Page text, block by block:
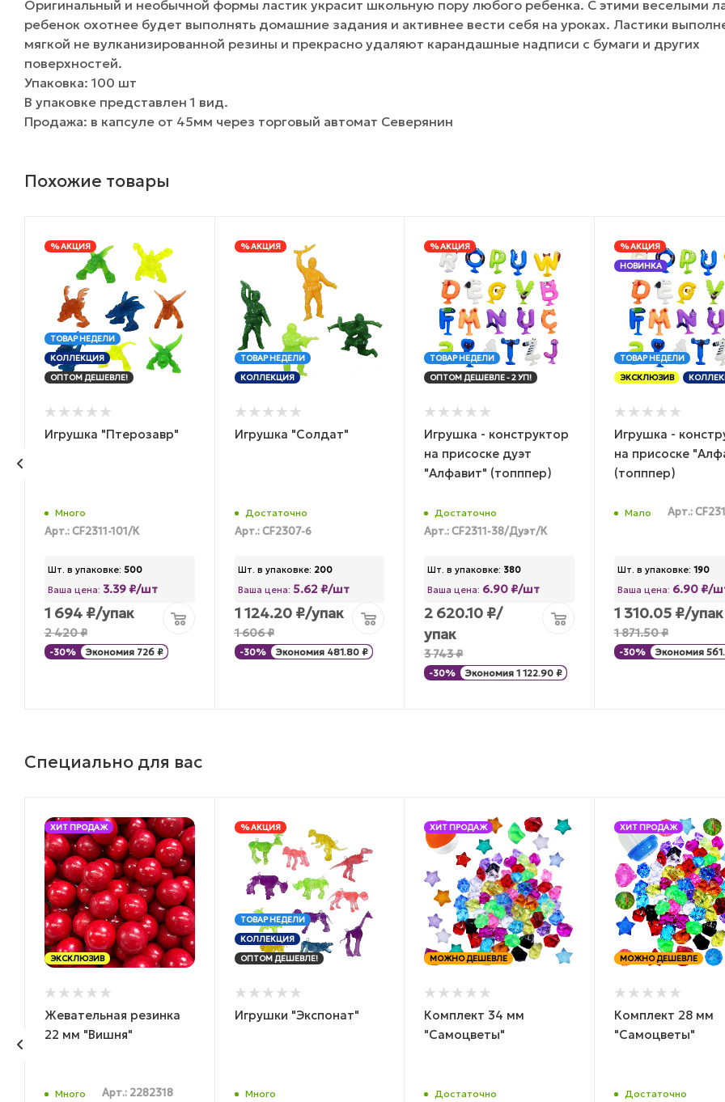
Оригинальный и необычной формы ластик украсит школьную пору любого ребенка. С этими веселыми
ребенок охотнее будет выполнять домашние задания и активнее вести себя на уроках. Ластики
мягкой не вулканизированной резины и прекрасно удаляют карандашные надписи с бумаги и других
поверхностей.
Упаковка: 100 шт
В упаковке представлен 1 вид.
Продажа: в капсуле от 45мм через торговый автомат Северянин
Похожие товары
% АКЦИЯ
ТОВАР НЕДЕЛИ
КОЛЛЕКЦИЯ
ОПТОМ ДЕШЕВЛЕ!
Игрушка "Птерозавр"
Много
Арт.: CF2311-101/К
Шт. в упаковке: 500
Ваша цена: 3.39 ₽/шт
1 694₽/упак
2 420₽
-30% Экономия 726₽
% АКЦИЯ
ТОВАР НЕДЕЛИ
КОЛЛЕКЦИЯ
Игрушка "Солдат"
Достаточно
Арт.: CF2307-6
Шт. в упаковке: 200
Ваша цена: 5.62 ₽/шт
1 124.20₽/упак
1 606₽
-30% Экономия 481.80₽
% АКЦИЯ
ТОВАР НЕДЕЛИ
ОПТОМ ДЕШЕВЛЕ - 2 УП!
Игрушка - конструктор
на присоске дуэт
"Алфавит" (топппер)
Достаточно
Арт.: CF2311-38/Дуэт/К
Шт. в упаковке: 380
Ваша цена: 6.90 ₽/шт
2 620.10 ₽/
упак
3 743₽
-30% Экономия 1 122.90 ₽
% АКЦИЯ
НОВИНКА
ТОВАР НЕДЕЛИ
ЭКСКЛЮЗИВ
Игрушка -
на присоске
(топппер)
Мало Арт.:
Шт. в упаковке: 190
Ваша цена: 6.90 ₽/
1 310.05 ₽/упак
1 871.50₽
-30% Экономия
Специально для вас
ХИТ ПРОДАЖ
ЭКСКЛЮЗИВ
Жевательная резинка
22 мм "Вишня"
Много Арт.: 2282318
% АКЦИЯ
ТОВАР НЕДЕЛИ
КОЛЛЕКЦИЯ
ОПТОМ ДЕШЕВЛЕ!
Игрушки "Экспонат"
Много
ХИТ ПРОДАЖ
МОЖНО ДЕШЕВЛЕ
Комплект 34 мм
"Самоцветы"
Достаточно
ХИТ ПРОДАЖ
МОЖНО ДЕШЕВЛЕ
Комплект 28 мм
"Самоцветы"
Достаточно